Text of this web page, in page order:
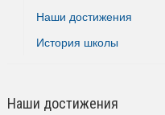
Наши достижения
История школы
Наши достижения